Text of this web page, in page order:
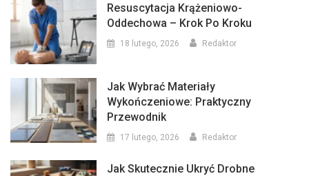
Resuscytacja Krążeniowo-
Oddechowa – Krok Po Kroku
18 lutego, 2026 Redaktor
Jak Wybrać Materiały
Wykończeniowe: Praktyczny
Przewodnik
17 lutego, 2026 Redaktor
Jak Skutecznie Ukryć Drobne